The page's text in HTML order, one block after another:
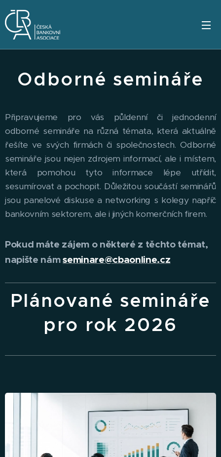
Odborné semináře
Připravujeme pro vás půldenní či jednodenní
odborné semináře na různá témata, která aktuálně
řešíte ve svých firmách či společnostech. Odborné
semináře jsou nejen zdrojem informací, ale i místem,
která pomohou tyto informace lépe utřídit,
sesumírovat a pochopit. Důležitou součástí seminářů
jsou panelové diskuse a networking s kolegy napříč
bankovním sektorem, ale i jiných komerčních firem.
Pokud máte zájem o některé z těchto témat,
napište námseminare@cbaonline.cz
Plánované semináře
pro rok 2026